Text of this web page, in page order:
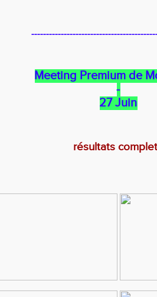
Meeting Premium de
-
27 Juin
résultats